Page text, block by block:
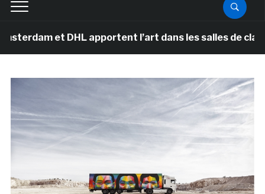
et DHL apportent l’art dans les salles de classe des